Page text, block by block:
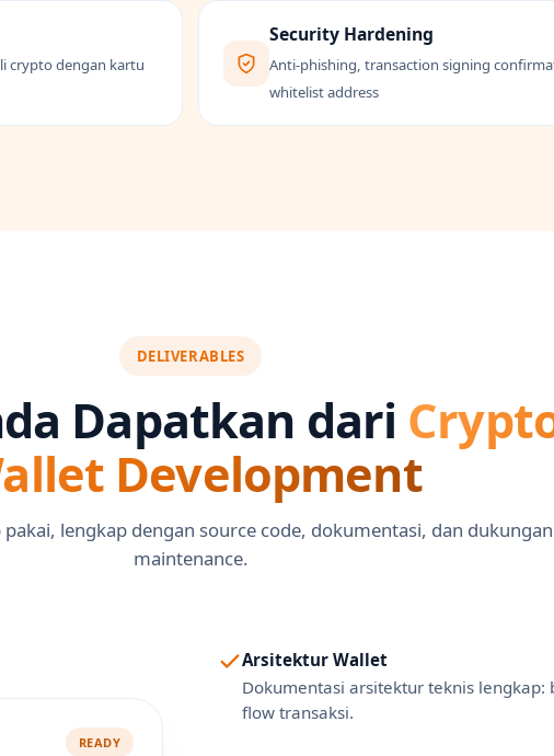
crypto dengan kartu
Security Hardening
Anti-phishing, transaction signing
whitelist address
DELIVERABLES
Dapatkan dari
Development
pakai, lengkap dengan source code, dokumentasi, dan dukungan
maintenance.
READY
Arsitektur Wallet
Dokumentasi arsitektur teknis lengkap:
flow transaksi.